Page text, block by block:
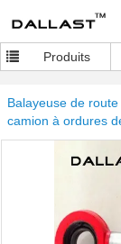
Produits
Balayeuse de
camion à ordures